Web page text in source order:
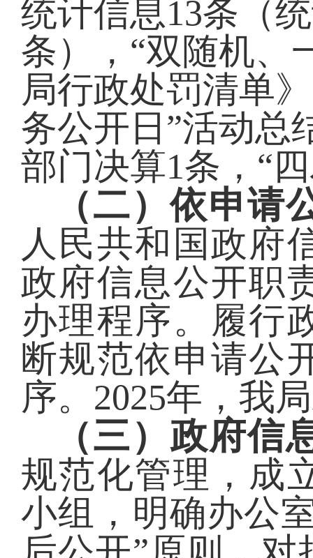
统计信息13条（
条），“双随机、
局行政处罚清单》
务公开日 ”活动总
部门决算1条，“
（二）依申请
人民共和国政府
政府信息公开职
办理程序。履行
断规范依申请公
序。 2025年，我
（三）政府信
规范化管理，成
小组，明确办公